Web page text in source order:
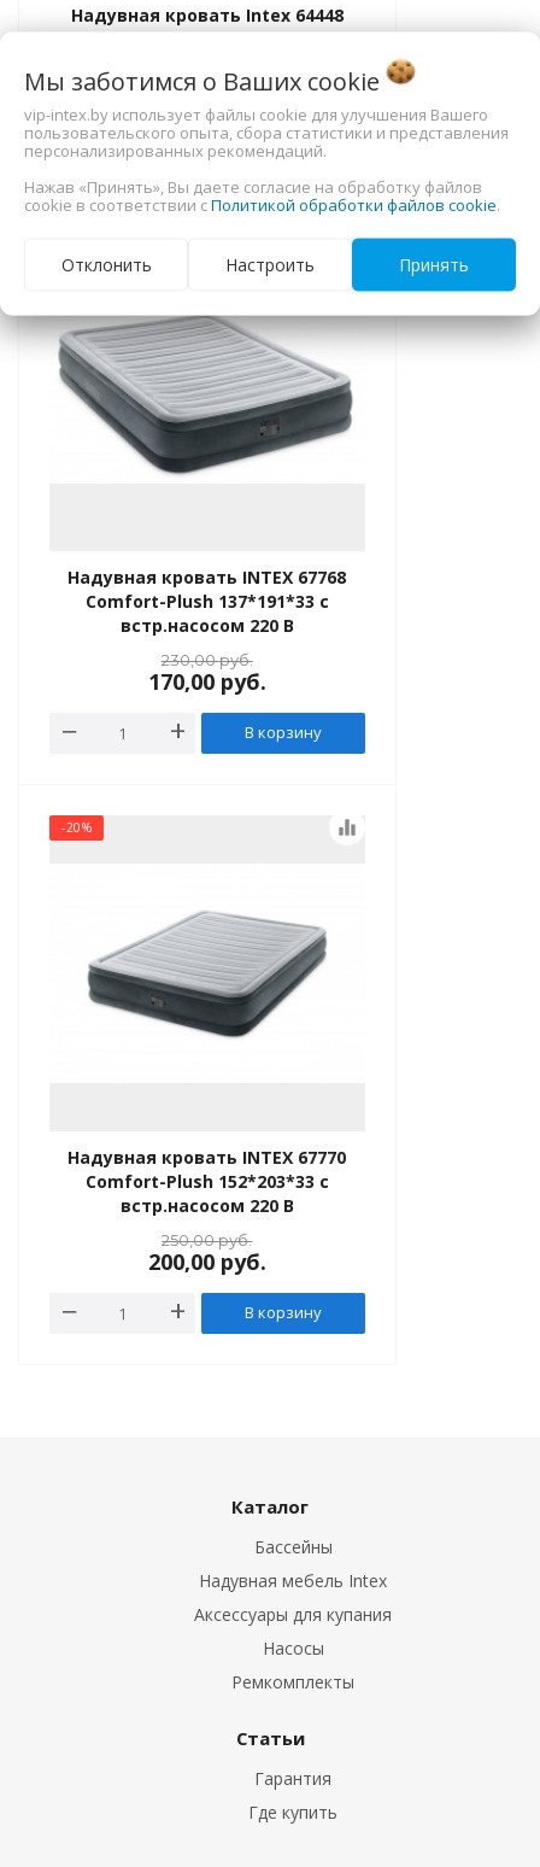
Надувная кровать Intex 64448
Headboard Airbed Headboard
300,00 руб.
В корзину
equalizer
Надувная кровать INTEX 67768
Comfort-Plush 137*191*33 с
встр.насосом 220 В
230,00руб.
170,00 руб.
В корзину
-20% equalizer
Надувная кровать INTEX 67770
Comfort-Plush 152*203*33 с
встр.насосом 220 В
250,00руб.
200,00 руб.
В корзину
Каталог
Бассейны
Надувная мебель Intex
Аксессуары для купания
Насосы
Ремкомплекты
Статьи
Гарантия
Где купить
Мы заботимся о Ваших cookie
vip-intex.by использует файлы cookie для улучшения Вашего
пользовательского опыта, сбора статистики и представления
персонализированных рекомендаций.
Нажав «Принять», Вы даете согласие на обработку файлов
cookie в соответствии сПолитикой обработки файлов cookie.
Отклонить Настроить Принять